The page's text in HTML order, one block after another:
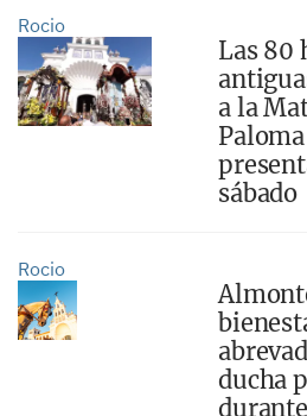
Rocio
Las 80
a la
sábado
Rocio
ducha